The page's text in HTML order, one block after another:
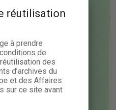
réutilisation
à prendre
de
des
d’archives du
et des Affaires
sur ce site avant